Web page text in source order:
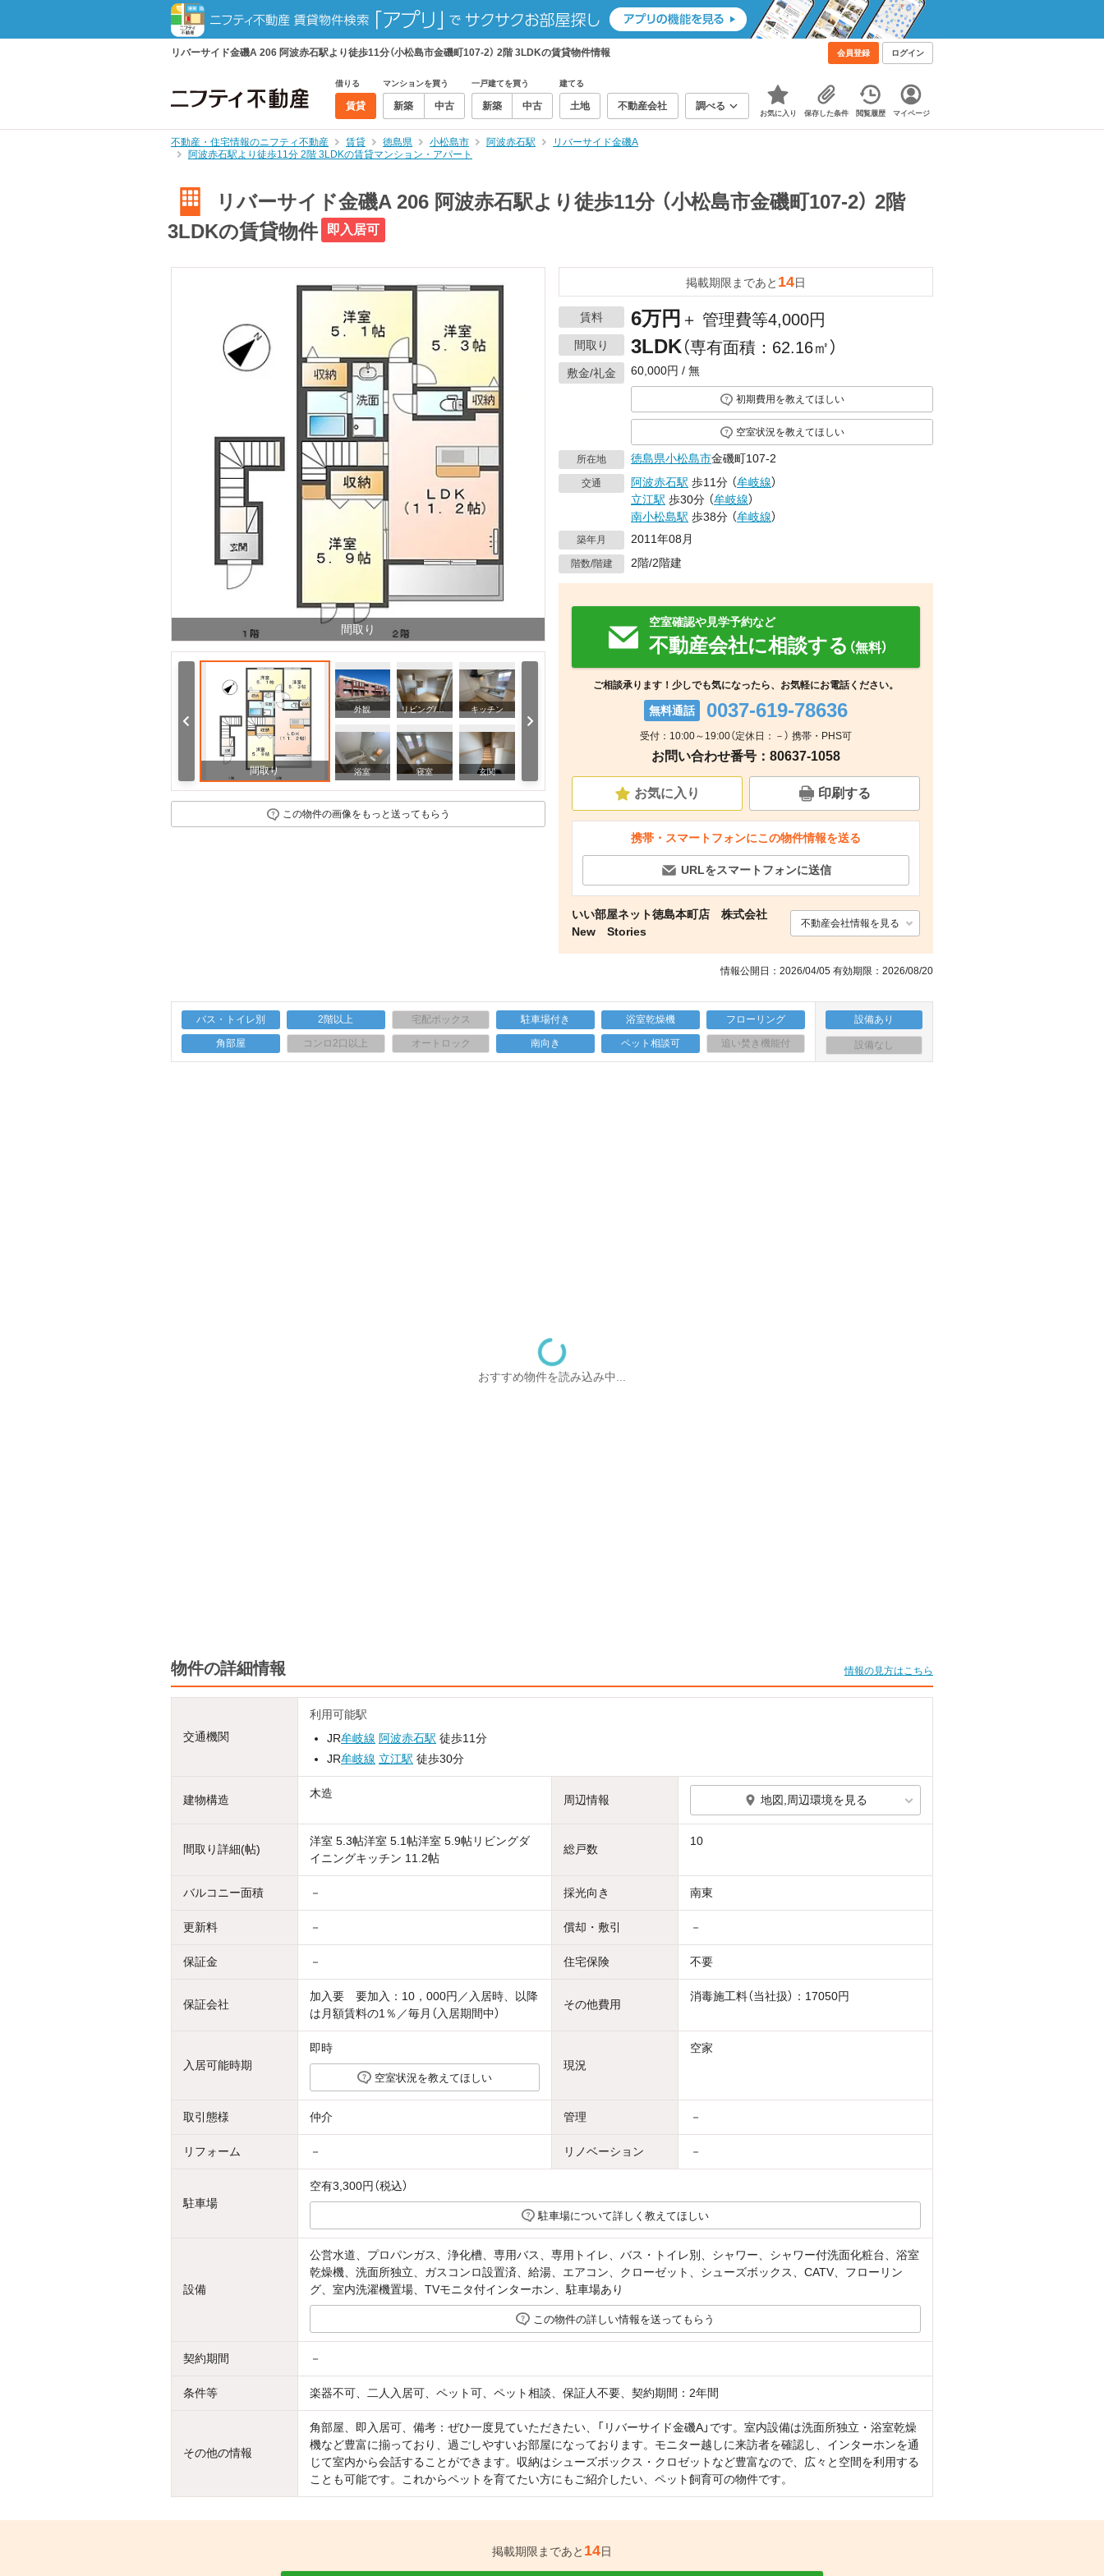
リバーサイド金磯A 206 阿波赤石駅より徒歩11分（小松島市金磯町107-2） 2階 3LDKの賃貸物件情報 会員登録 ログイン
借りる
賃貸
マンションを買う
新築 中古
一戸建てを買う
新築 中古
建てる
土地 不動産会社 調べる
お気に入り 保存した条件 閲覧履歴 マイページ
不動産・住宅情報のニフティ不動産 賃貸 徳島県 小松島市 阿波赤石駅
リバーサイド金磯A
阿波赤石駅より徒歩11分 2階 3LDKの賃貸マンション・アパート
リバーサイド金磯A 206 阿波赤石駅より徒歩11分 （小松島市金磯町107-2） 2階
3LDKの賃貸物件
即入居可
間取り
間取り
外観 リビング/ダイニング キッチン
浴室 寝室 玄関
その他 周辺
この物件の画像をもっと送ってもらう
掲載期限まであと 14日
賃料 6万円 ＋ 管理費等4,000円
間取り 3LDK（専有面積：62.16㎡）
敷金/礼金 60,000円 / 無
初期費用を教えてほしい
空室状況を教えてほしい
所在地 徳島県小松島市金磯町107-2
交通 阿波赤石駅 歩11分 （牟岐線）
立江駅 歩30分 （牟岐線）
南小松島駅 歩38分 （牟岐線）
築年月 2011年08月
階数/階建 2階/2階建
空室確認や見学予約など
不動産会社に相談する （無料）
ご相談承ります！少しでも気になったら、お気軽にお電話ください。
無料通話 0037-619-78636
受付：10:00～19:00（定休日：－） 携帯・PHS可
お問い合わせ番号：80637-1058
お気に入り 印刷する
携帯・スマートフォンにこの物件情報を送る
URLをスマートフォンに送信
いい部屋ネット徳島本町店 株式会社
New Stories
不動産会社情報を見る
情報公開日：2026/04/05 有効期限：2026/08/20
バス・トイレ別 2階以上 宅配ボックス 駐車場付き 浴室乾燥機 フローリング
角部屋 コンロ2口以上 オートロック 南向き ペット相談可 追い焚き機能付
設備あり
設備なし
おすすめ物件を読み込み中...
物件の詳細情報 情報の見方はこちら
交通機関
利用可能駅
JR牟岐線 阿波赤石駅 徒歩11分
JR牟岐線 立江駅 徒歩30分
建物構造 木造 周辺情報 地図,周辺環境を見る
間取り詳細(帖)
洋室 5.3帖洋室 5.1帖洋室 5.9帖リビングダ
イニングキッチン 11.2帖
総戸数
10
バルコニー面積 － 採光向き 南東
更新料 － 償却・敷引 －
保証金 － 住宅保険 不要
保証会社
加入要 要加入：10，000円／入居時、以降
は月額賃料の1％／毎月（入居期間中）
その他費用
消毒施工料（当社扱）：17050円
入居可能時期
即時
空室状況を教えてほしい
現況
空家
取引態様 仲介 管理 －
リフォーム － リノベーション －
駐車場
空有3,300円（税込）
駐車場について詳しく教えてほしい
設備
公営水道、プロパンガス、浄化槽、専用バス、専用トイレ、バス・トイレ別、シャワー、シャワー付洗面化粧台、浴室
乾燥機、洗面所独立、ガスコンロ設置済、給湯、エアコン、クローゼット、シューズボックス、CATV、フローリン
グ、室内洗濯機置場、TVモニタ付インターホン、駐車場あり
この物件の詳しい情報を送ってもらう
契約期間 －
条件等 楽器不可、二人入居可、ペット可、ペット相談、保証人不要、契約期間：2年間
その他の情報
角部屋、即入居可、備考：ぜひ一度見ていただきたい、「リバーサイド金磯A」です。室内設備は洗面所独立・浴室乾燥
機など豊富に揃っており、過ごしやすいお部屋になっております。モニター越しに来訪者を確認し、インターホンを通
じて室内から会話することができます。収納はシューズボックス・クロゼットなど豊富なので、広々と空間を利用する
ことも可能です。これからペットを育てたい方にもご紹介したい、ペット飼育可の物件です。
掲載期限まであと 14日